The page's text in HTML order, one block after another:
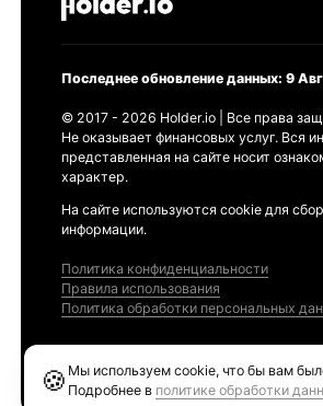
Последнее обновление данных: 9
© 2017 - 2026 Holder.io | Все права
Не оказывает финансовых услуг. Вся
представленная на сайте носит
характер.
На сайте используются cookie для
информации.
Политика конфиденциальности
Правила использования
Политика обработки персональных
🍪 Мы используем cookie, что бы вам
Подробнее в политике обработки
Ethereum GAS Tracker